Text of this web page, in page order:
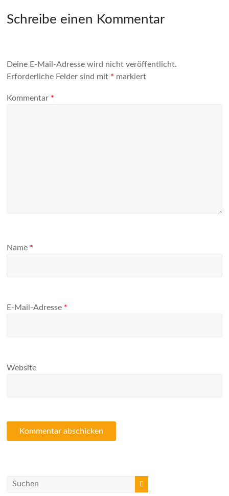
Schreibe einen Kommentar
Deine E-Mail-Adresse wird nicht veröffentlicht.
Erforderliche Felder sind mit * markiert
Kommentar *
Name *
E-Mail-Adresse *
Website